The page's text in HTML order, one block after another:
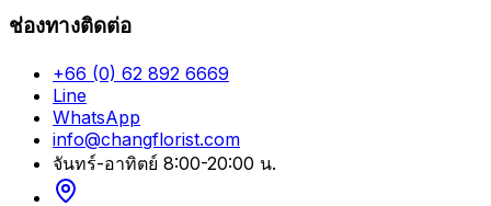
ช่องทางติดต่อ
+66 (0) 62 892 6669
Line
WhatsApp
info@changflorist.com
จันทร์-อาทิตย์ 8:00-20:00 น.